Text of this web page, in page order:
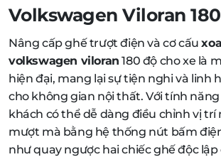
Volkswagen Viloran
Nâng cấp ghế trượt điện và cơ cấu
volkswagen viloran 180 độ cho xe là
hiện đại, mang lại sự tiện nghi và linh
cho không gian nội thất. Với tính năng
khách có thể dễ dàng điều chỉnh vị trí
mượt mà bằng hệ thống nút bấm
như quay ngược hai chiếc ghế độc